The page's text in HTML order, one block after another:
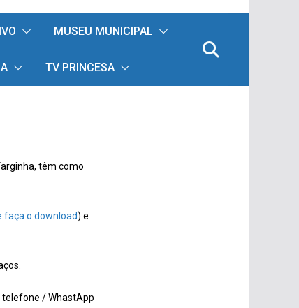
MUSEU MUNICIPAL
TV PRINCESA
têm como
faça o download) e
telefone / WhastApp